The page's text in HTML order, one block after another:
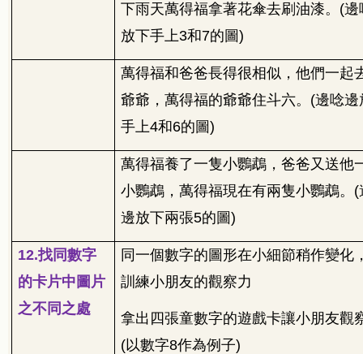
下雨天萬得福拿著花傘去刷油漆。 (邊
放下手上3和7的圖)
萬得福和爸爸長得很相似，他們一起
爺爺，萬得福的爺爺住斗六。 (邊唸邊
手上4和6的圖)
萬得福養了一隻小鸚鵡，爸爸又送他
小鸚鵡，萬得福現在有兩隻小鸚鵡。 (
邊放下兩張5的圖)
12.找同數字
的卡片中圖片
之不同之處
同一個數字的圖形在小細節稍作變化
訓練小朋友的觀察力
拿出四張童數字的遊戲卡讓小朋友觀
(以數字8作為例子)